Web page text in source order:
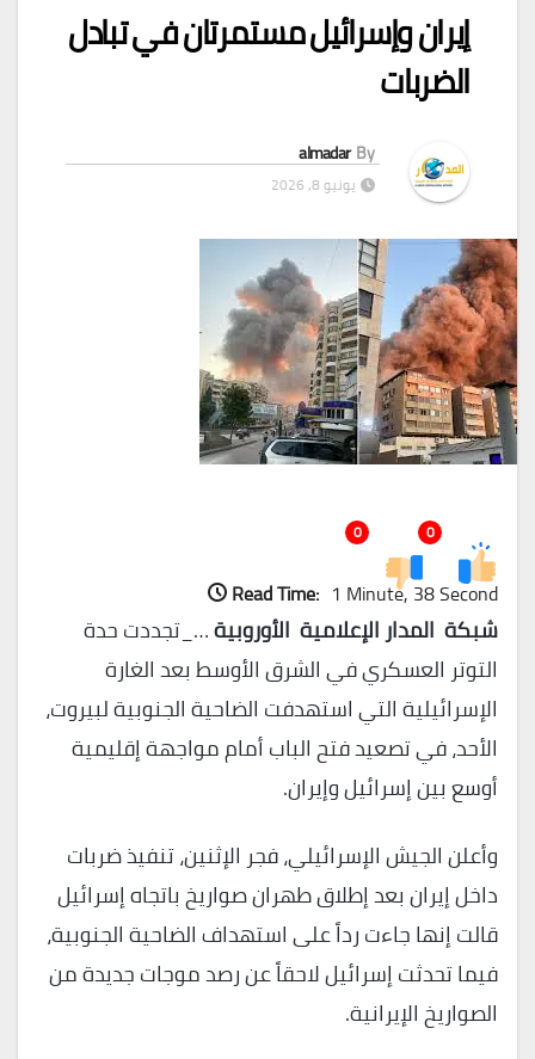
إيران وإسرائيل مستمرتان في تبادل
الضربات
By
almadar
يونيو 8, 2026
0
0
Read Time: 1 Minute, 38 Second
شبكة المدار الإعلامية الأوروبية…_تجددت حدة
التوتر العسكري في الشرق الأوسط بعد الغارة
الإسرائيلية التي استهدفت الضاحية الجنوبية لبيروت،
الأحد، في تصعيد فتح الباب أمام مواجهة إقليمية
أوسع بين إسرائيل وإيران.
وأعلن الجيش الإسرائيلي، فجر الإثنين، تنفيذ ضربات
داخل إيران بعد إطلاق طهران صواريخ باتجاه إسرائيل
قالت إنها جاءت رداً على استهداف الضاحية الجنوبية،
فيما تحدثت إسرائيل لاحقاً عن رصد موجات جديدة من
الصواريخ الإيرانية.